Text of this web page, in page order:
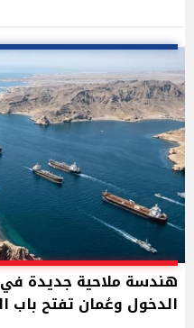
هندسة ملاحية جديدة
الدخول وعُمان تفتح باب